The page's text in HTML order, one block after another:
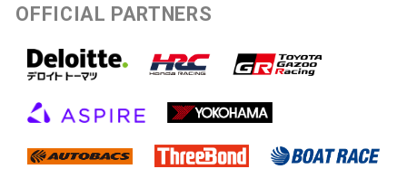
OFFICIAL PARTNERS